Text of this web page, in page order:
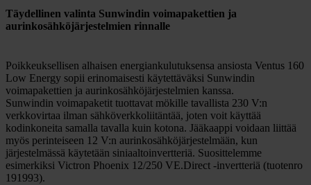
Täydellinen valinta Sunwindin voimapakettien ja
aurinkosähköjärjestelmien rinnalle
Poikkeuksellisen alhaisen energiankulutuksensa ansiosta Ventus 160
Low Energy sopii erinomaisesti käytettäväksi Sunwindin
voimapakettien ja aurinkosähköjärjestelmien kanssa.
Sunwindin voimapaketit tuottavat mökille tavallista 230 V:n
verkkovirtaa ilman sähköverkkoliitäntää, joten voit käyttää
kodinkoneita samalla tavalla kuin kotona. Jääkaappi voidaan liittää
myös perinteiseen 12 V:n aurinkosähköjärjestelmään, kun
järjestelmässä käytetään siniaaltoinvertteriä. Suosittelemme
esimerkiksi Victron Phoenix 12/250 VE.Direct -invertteriä (tuotenro
191993).